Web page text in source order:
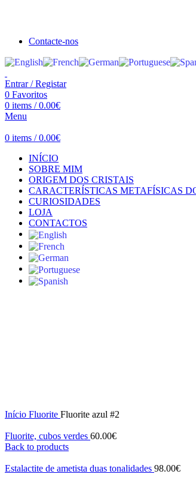
Contacte-nos
Entrar / Registar
0 Favoritos
0 items / 0.00€
Menu
0 items / 0.00€
INÍCIO
SOBRE MIM
ORIGEM DOS CRISTAIS
CARACTERÍSTICAS METAFÍSICAS
CURIOSIDADES
LOJA
CONTACTOS
Início Fluorite Fluorite azul #2
Fluorite, cubos verdes 60.00€
Back to products
Estalactite de ametista duas tonalidades 98.00€